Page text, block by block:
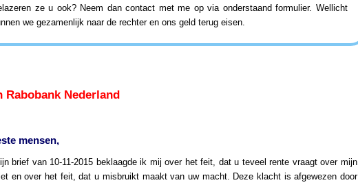
ze u ook? Neem dan contact met me op via onderstaand formulier. Wellicht
we gezamenlijk naar de rechter en ons geld terug eisen.
Rabobank Nederland
mensen,
brief van 10-11-2015 beklaagde ik mij over het feit, dat u teveel rente vraagt over mijn
en over het feit, dat u misbruikt maakt van uw macht. Deze klacht is afgewezen door